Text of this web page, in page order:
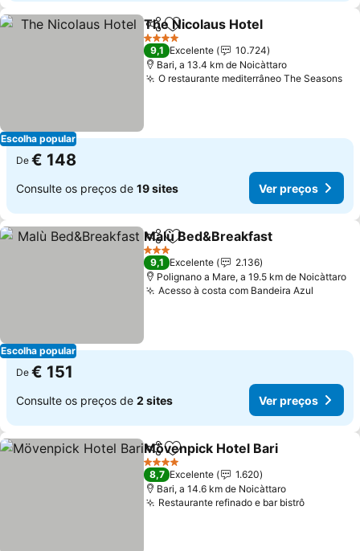
Escolha popular
PartilharAdicionar aos favoritos
The Nicolaus Hotel
4 Estrelas
9,1 Excelente
10.724
Bari, a 13.4 km de Noicàttaro
O restaurante mediterrâneo The Seasons
De € 148
Consulte os preços de 19 sites Ver preços
Escolha popular
PartilharAdicionar aos favoritos
Malù Bed&Breakfast
3 Estrelas
9,1 Excelente
2.136
Polignano a Mare, a 19.5 km de Noicàttaro
Acesso à costa com Bandeira Azul
De € 151
Consulte os preços de 2 sites Ver preços
PartilharAdicionar aos favoritos
Mövenpick Hotel Bari
4 Estrelas
8,7 Excelente
1.620
Bari, a 14.6 km de Noicàttaro
Restaurante refinado e bar bistrô